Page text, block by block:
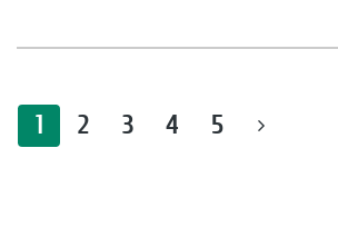
1 2 3 4 5